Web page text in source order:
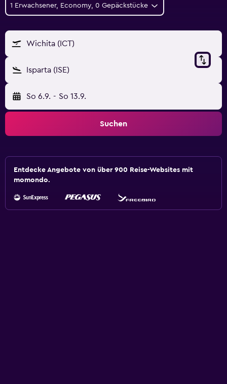
1 Erwachsener, Economy, 0 Gepäckstücke
Wichita (ICT)
Isparta (ISE)
So 6.9. - So 13.9.
Suchen
Entdecke Angebote von über 900 Reise-Websites mit
momondo.